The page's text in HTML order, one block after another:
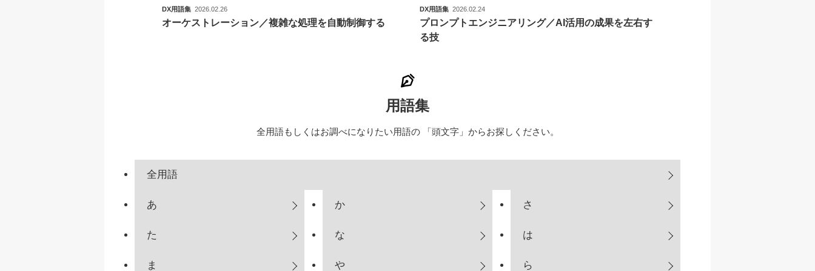
DX用語集 2026.02.26
オーケストレーション／複雑な処理を自動制御する
DX用語集 2026.02.24
プロンプトエンジニアリング／AI活用の成果を左右す
る技
用語集
全用語もしくはお調べになりたい用語の 「頭文字」からお探しください。
全用語
あ か さ
た な は
ま や ら